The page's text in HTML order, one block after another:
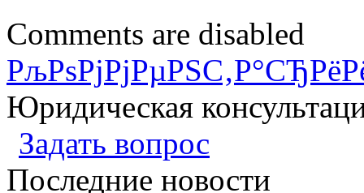
Comments are disabled
Юридическая
Задать вопрос
Последние новости